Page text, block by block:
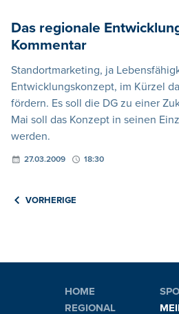
Das regionale
Kommentar
Standortmarketing, ja
Entwicklungskonzept, im Kürzel
fördern. Es soll die DG zu einer
Mai soll das Konzept in seinen
werden.
27.03.2009 18:30
VORHERIGE
HOME
REGIONAL